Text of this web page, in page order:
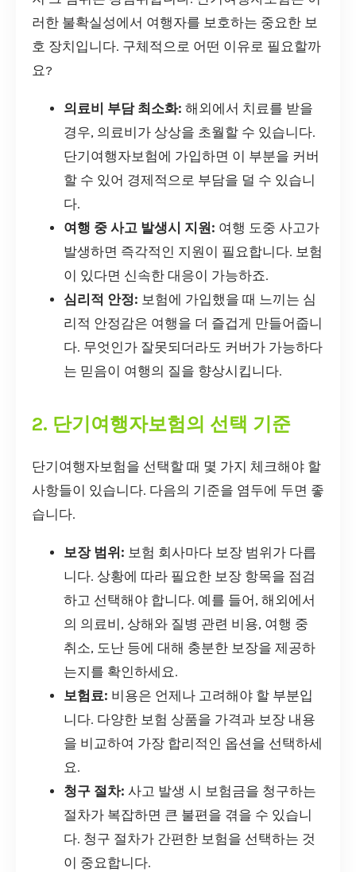
러한 불확실성에서 여행자를 보호하는 중요한 보
호 장치입니다. 구체적으로 어떤 이유로 필요할까
요?
의료비 부담 최소화: 해외에서 치료를 받을
경우, 의료비가 상상을 초월할 수 있습니다.
단기여행자보험에 가입하면 이 부분을 커버
할 수 있어 경제적으로 부담을 덜 수 있습니
다.
여행 중 사고 발생시 지원: 여행 도중 사고가
발생하면 즉각적인 지원이 필요합니다. 보험
이 있다면 신속한 대응이 가능하죠.
심리적 안정: 보험에 가입했을 때 느끼는 심
리적 안정감은 여행을 더 즐겁게 만들어줍니
다. 무엇인가 잘못되더라도 커버가 가능하다
는 믿음이 여행의 질을 향상시킵니다.
2. 단기여행자보험의 선택 기준
단기여행자보험을 선택할 때 몇 가지 체크해야 할
사항들이 있습니다. 다음의 기준을 염두에 두면 좋
습니다.
보장 범위: 보험 회사마다 보장 범위가 다릅
니다. 상황에 따라 필요한 보장 항목을 점검
하고 선택해야 합니다. 예를 들어, 해외에서
의 의료비, 상해와 질병 관련 비용, 여행 중
취소, 도난 등에 대해 충분한 보장을 제공하
는지를 확인하세요.
보험료: 비용은 언제나 고려해야 할 부분입
니다. 다양한 보험 상품을 가격과 보장 내용
을 비교하여 가장 합리적인 옵션을 선택하세
요.
청구 절차: 사고 발생 시 보험금을 청구하는
절차가 복잡하면 큰 불편을 겪을 수 있습니
다. 청구 절차가 간편한 보험을 선택하는 것
이 중요합니다.